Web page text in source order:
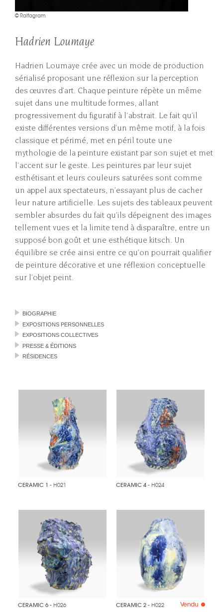
© Ralfagram
Hadrien Loumaye
Hadrien Loumaye crée avec un mode de production
sérialisé proposant une réflexion sur la perception
des œuvres d’art. Chaque peinture répète un même
sujet dans une multitude formes, allant
progressivement du figuratif à l'abstrait. Le fait qu’il
existe différentes versions d’un même motif, à la fois
classique et périmé, met en péril toute une
mythologie de la peinture existant par son sujet et met
l'accent sur le geste. Les peintures par leur sujet
esthétisant et leurs couleurs saturées sont comme
un appel aux spectateurs, n’essayant plus de cacher
leur nature artificielle. Les sujets des tableaux peuvent
sembler absurdes du fait qu’ils dépeignent des images
tellement vues et la limite tend à disparaître, entre un
supposé bon goût et une esthétique kitsch. Un
équilibre se crée ainsi entre ce qu’on pourrait qualifier
de peinture décorative et une réflexion conceptuelle
sur l’objet peint.
BIOGRAPHIE
EXPOSITIONS PERSONNELLES
EXPOSITIONS COLLECTIVES
PRESSE & ÉDITIONS
RÉSIDENCES
CERAMIC 1 - H021 CERAMIC 4 - H024
CERAMIC 6 - H026 CERAMIC 2 - H022 Vendu